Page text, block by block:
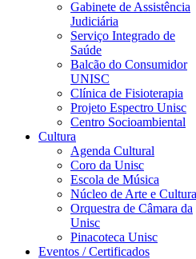
Gabinete de Assistência
Judiciária
Serviço Integrado de
Saúde
Balcão do Consumidor
UNISC
Clínica de Fisioterapia
Projeto Espectro Unisc
Centro Socioambiental
Cultura
Agenda Cultural
Coro da Unisc
Escola de Música
Núcleo de Arte e Cultura
Orquestra de Câmara da
Unisc
Pinacoteca Unisc
Eventos / Certificados